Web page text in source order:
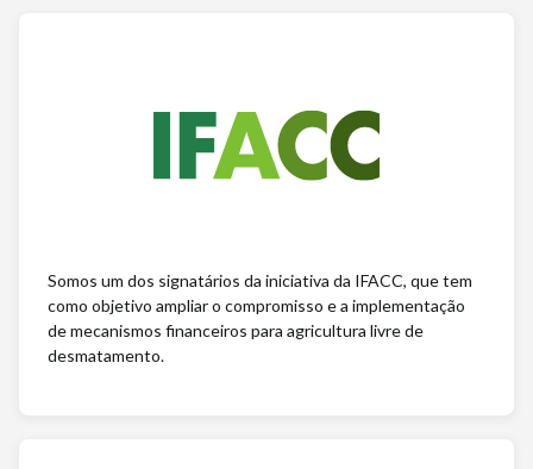
Somos um dos signatários da iniciativa da IFACC, que tem
como objetivo ampliar o compromisso e a implementação
de mecanismos financeiros para agricultura livre de
desmatamento.